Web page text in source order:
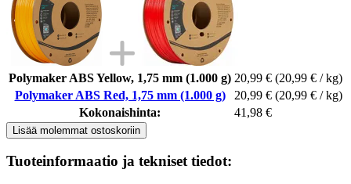
Polymaker ABS Yellow, 1,75 mm (1.000 g) 20,99 € (20,99 € / kg)
Polymaker ABS Red, 1,75 mm (1.000 g)
20,99 € (20,99 € / kg)
Kokonaishinta:
41,98 €
Lisää molemmat ostoskoriin
Tuoteinformaatio ja tekniset tiedot: